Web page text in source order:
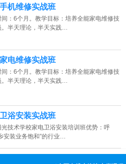
机维修实战班
间：6个月。教学目标：培养全能家电维修技
半天理论，半天实践…
电维修实战班
间：6个月。教学目标：培养全能家电维修技
。半天理论，半天实践…
浴安装实战班
光技术学校家电卫浴安装培训班优势：呼
安装业务饱和”的行业…